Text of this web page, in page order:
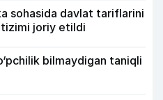
sohasida davlat tariflarini
joriy etildi
bilmaydigan taniqli